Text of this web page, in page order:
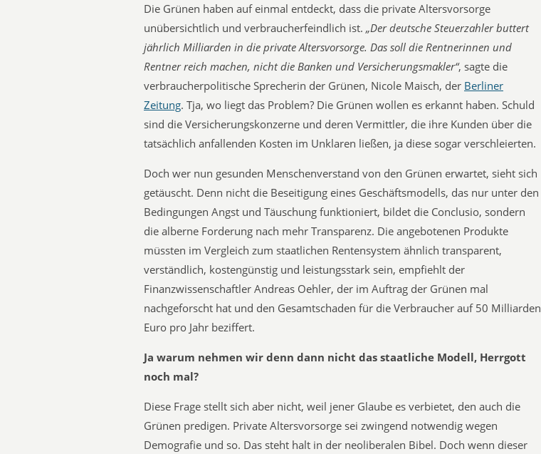
Die Grünen haben auf einmal entdeckt, dass die private Altersvorsorge
unübersichtlich und verbraucherfeindlich ist. „Der deutsche Steuerzahler buttert
jährlich Milliarden in die private Altersvorsorge. Das soll die Rentnerinnen und
Rentner reich machen, nicht die Banken und Versicherungsmakler“, sagte die
verbraucherpolitische Sprecherin der Grünen, Nicole Maisch, der Berliner
Zeitung. Tja, wo liegt das Problem? Die Grünen wollen es erkannt haben. Schuld
sind die Versicherungskonzerne und deren Vermittler, die ihre Kunden über die
tatsächlich anfallenden Kosten im Unklaren ließen, ja diese sogar verschleierten.
Doch wer nun gesunden Menschenverstand von den Grünen erwartet, sieht sich
getäuscht. Denn nicht die Beseitigung eines Geschäftsmodells, das nur unter den
Bedingungen Angst und Täuschung funktioniert, bildet die Conclusio, sondern
die alberne Forderung nach mehr Transparenz. Die angebotenen Produkte
müssten im Vergleich zum staatlichen Rentensystem ähnlich transparent,
verständlich, kostengünstig und leistungsstark sein, empfiehlt der
Finanzwissenschaftler Andreas Oehler, der im Auftrag der Grünen mal
nachgeforscht hat und den Gesamtschaden für die Verbraucher auf 50 Milliarden
Euro pro Jahr beziffert.
Ja warum nehmen wir denn dann nicht das staatliche Modell, Herrgott
noch mal?
Diese Frage stellt sich aber nicht, weil jener Glaube es verbietet, den auch die
Grünen predigen. Private Altersvorsorge sei zwingend notwendig wegen
Demografie und so. Das steht halt in der neoliberalen Bibel. Doch wenn dieser